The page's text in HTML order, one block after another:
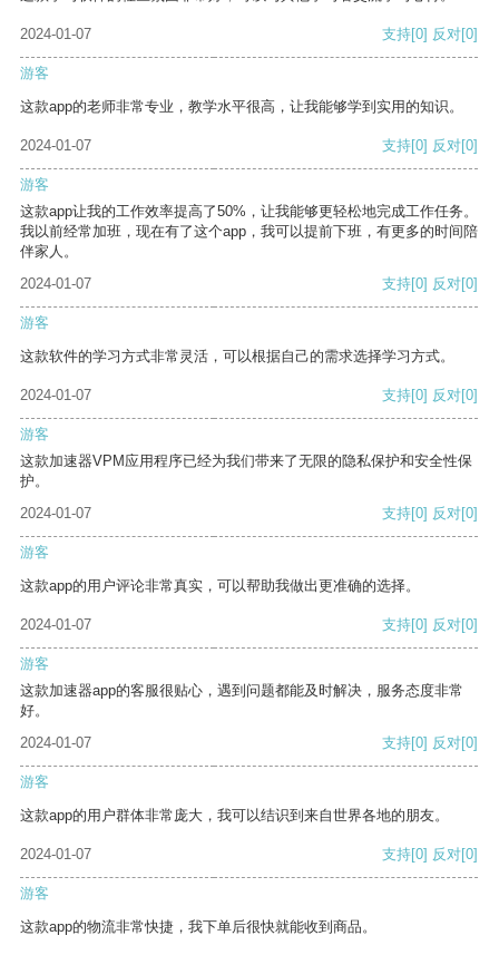
2024-01-07 支持[0] 反对[0]
游客
这款app的老师非常专业，教学水平很高，让我能够学到实用的知识。
2024-01-07 支持[0] 反对[0]
游客
这款app让我的工作效率提高了50%，让我能够更轻松地完成工作任务。
我以前经常加班，现在有了这个app，我可以提前下班，有更多的时间陪
伴家人。
2024-01-07
支持[0] 反对[0]
游客
这款软件的学习方式非常灵活，可以根据自己的需求选择学习方式。
2024-01-07 支持[0] 反对[0]
游客
这款加速器VPM应用程序已经为我们带来了无限的隐私保护和安全性保
护。
2024-01-07
支持[0] 反对[0]
游客
这款app的用户评论非常真实，可以帮助我做出更准确的选择。
2024-01-07 支持[0] 反对[0]
游客
这款加速器app的客服很贴心，遇到问题都能及时解决，服务态度非常
好。
2024-01-07
支持[0] 反对[0]
游客
这款app的用户群体非常庞大，我可以结识到来自世界各地的朋友。
2024-01-07 支持[0] 反对[0]
游客
这款app的物流非常快捷，我下单后很快就能收到商品。